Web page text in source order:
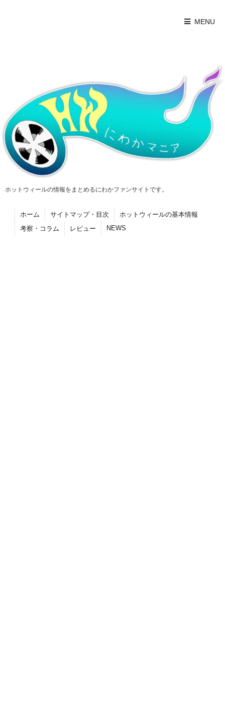
MENU
ホットウィールの情報をまとめるにわかファンサイトです。
ホーム サイトマップ・目次
ホットウィールの基本情報
考察・コラム
レビュー NEWS